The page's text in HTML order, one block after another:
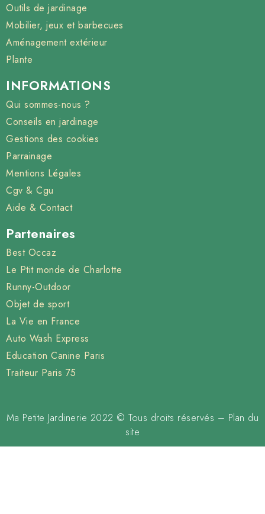
Outils de jardinage
Mobilier, jeux et barbecues
Aménagement extérieur
Plante
INFORMATIONS
Qui sommes-nous ?
Conseils en jardinage
Gestions des cookies
Parrainage
Mentions Légales
Cgv & Cgu
Aide & Contact
Partenaires
Best Occaz
Le Ptit monde de Charlotte
Runny-Outdoor
Objet de sport
La Vie en France
Auto Wash Express
Education Canine Paris
Traiteur Paris 75
Ma Petite Jardinerie 2022 © Tous droits réservés – Plan du
site